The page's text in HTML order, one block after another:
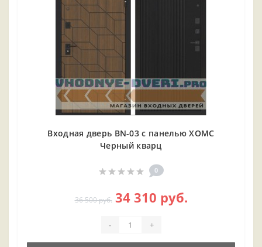
Входная дверь BN-03 с панелью ХОМС
Черный кварц
0
36 500 руб. 34 310 руб.
- +